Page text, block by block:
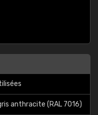
anthracite (RAL 7016)